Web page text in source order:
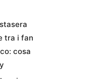
tra i fan
cosa